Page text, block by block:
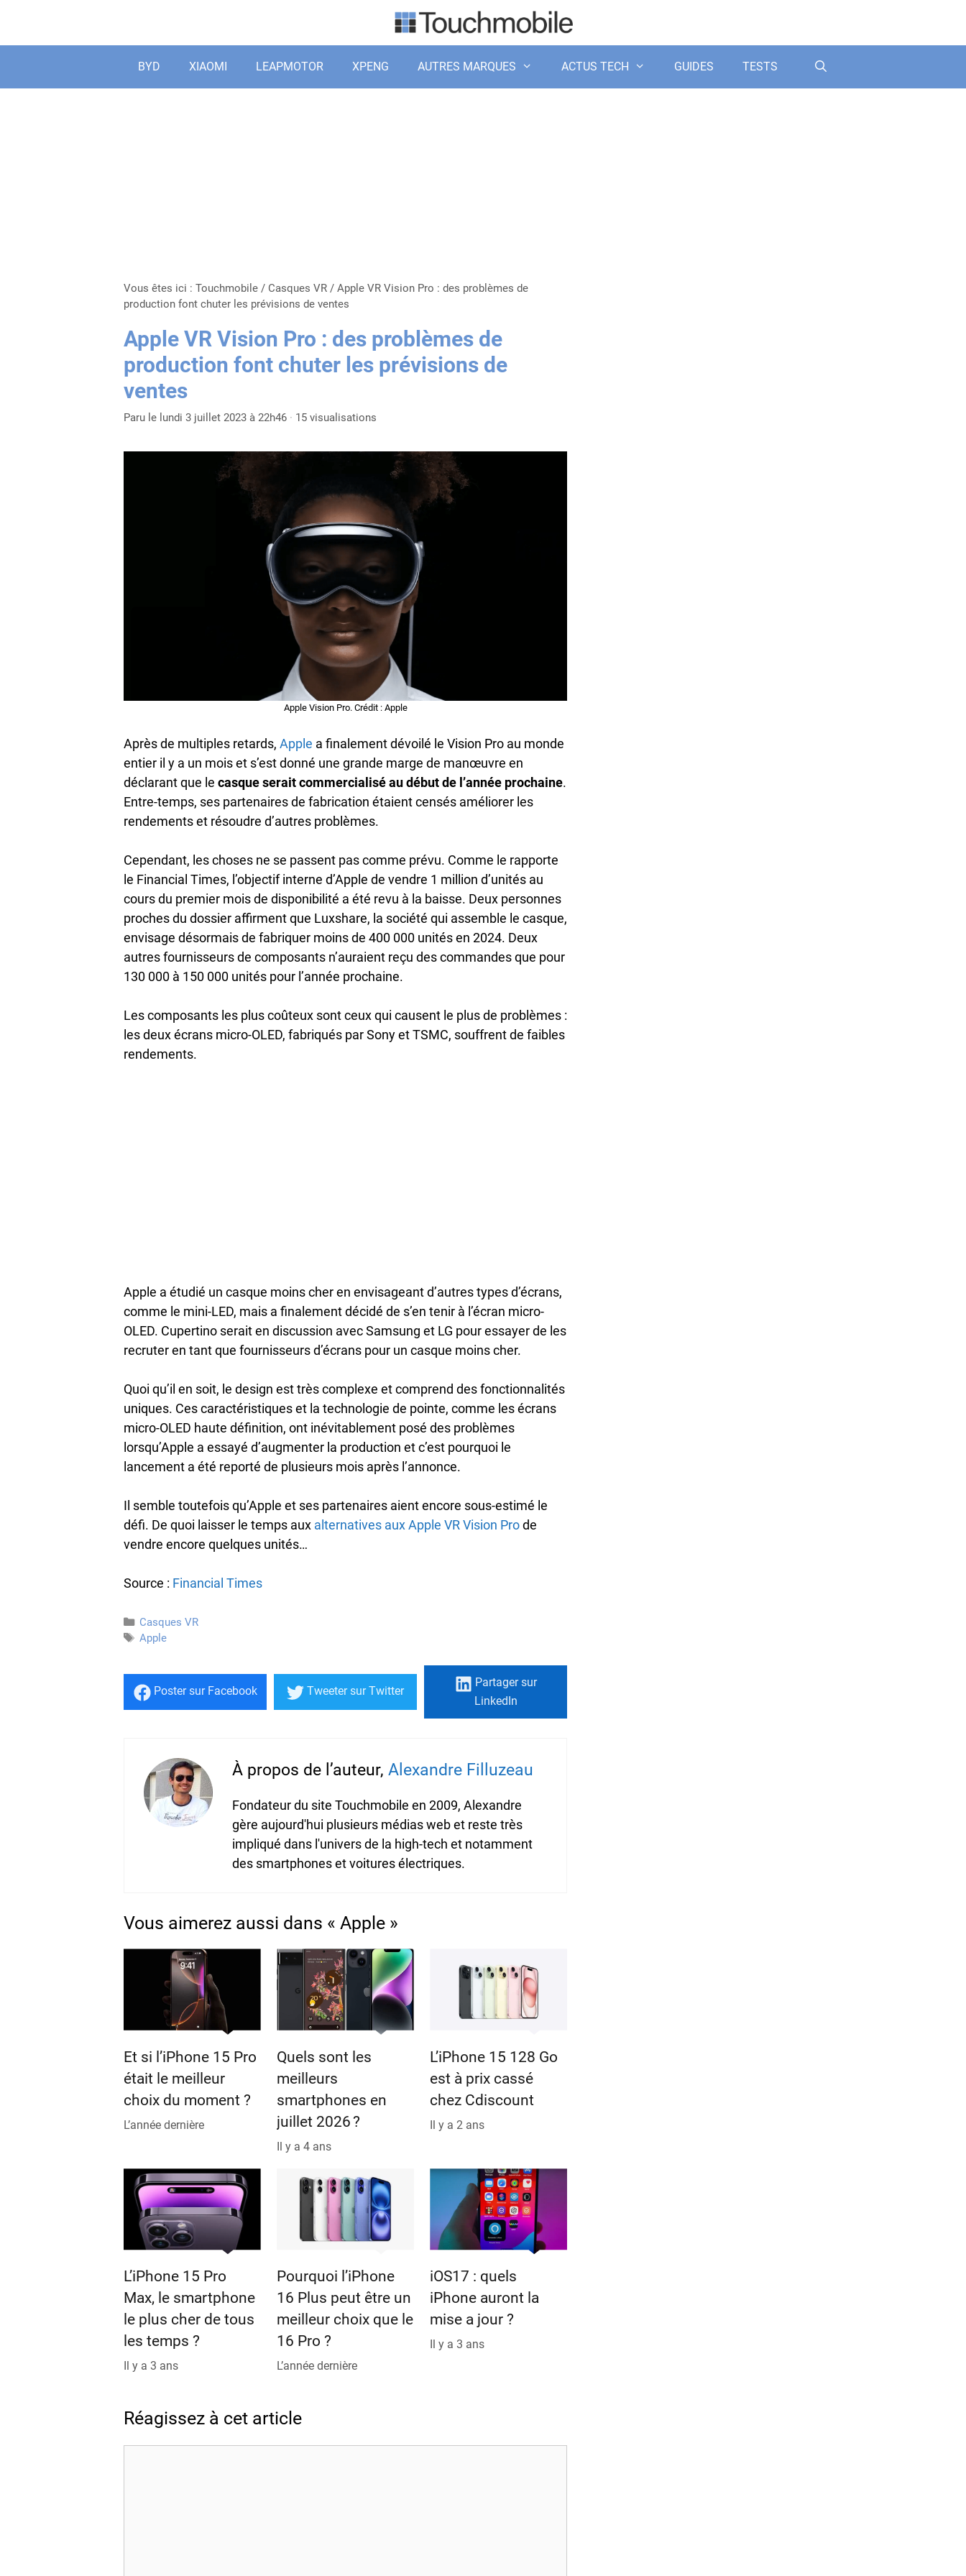
contenu
BYD XIAOMI LEAPMOTOR XPENG AUTRES MARQUES ACTUS TECH GUIDES TESTS
Vous êtes ici : Touchmobile / Casques VR / Apple VR Vision Pro : des problèmes de
production font chuter les prévisions de ventes
Apple VR Vision Pro : des problèmes de
production font chuter les prévisions de
ventes
Paru le lundi 3 juillet 2023 à 22h46 · 15 visualisations
Apple Vision Pro. Crédit : Apple
Après de multiples retards, Apple a finalement dévoilé le Vision Pro au monde
entier il y a un mois et s’est donné une grande marge de manœuvre en
déclarant que le casque serait commercialisé au début de l’année prochaine.
Entre-temps, ses partenaires de fabrication étaient censés améliorer les
rendements et résoudre d’autres problèmes.
Cependant, les choses ne se passent pas comme prévu. Comme le rapporte
le Financial Times, l’objectif interne d’Apple de vendre 1 million d’unités au
cours du premier mois de disponibilité a été revu à la baisse. Deux personnes
proches du dossier affirment que Luxshare, la société qui assemble le casque,
envisage désormais de fabriquer moins de 400 000 unités en 2024. Deux
autres fournisseurs de composants n’auraient reçu des commandes que pour
130 000 à 150 000 unités pour l’année prochaine.
Les composants les plus coûteux sont ceux qui causent le plus de problèmes :
les deux écrans micro-OLED, fabriqués par Sony et TSMC, souffrent de faibles
rendements.
Apple a étudié un casque moins cher en envisageant d’autres types d’écrans,
comme le mini-LED, mais a finalement décidé de s’en tenir à l’écran micro-
OLED. Cupertino serait en discussion avec Samsung et LG pour essayer de les
recruter en tant que fournisseurs d’écrans pour un casque moins cher.
Quoi qu’il en soit, le design est très complexe et comprend des fonctionnalités
uniques. Ces caractéristiques et la technologie de pointe, comme les écrans
micro-OLED haute définition, ont inévitablement posé des problèmes
lorsqu’Apple a essayé d’augmenter la production et c’est pourquoi le
lancement a été reporté de plusieurs mois après l’annonce.
Il semble toutefois qu’Apple et ses partenaires aient encore sous-estimé le
défi. De quoi laisser le temps aux alternatives aux Apple VR Vision Prode
vendre encore quelques unités…
Source : Financial Times
Catégories
Casques VR
Étiquettes
Apple
Postersur Facebook Tweetersur Twitter
Partagersur
LinkedIn
À propos de l’auteur, Alexandre Filluzeau
Fondateur du site Touchmobile en 2009, Alexandre
gère aujourd'hui plusieurs médias web et reste très
impliqué dans l'univers de la high-tech et notamment
des smartphones et voitures électriques.
Vous aimerez aussi dans « Apple »
Et si l’iPhone 15 Pro
était le meilleur
choix du moment ?
L’année dernière
Quels sont les
meilleurs
smartphones en
juillet 2026 ?
Il y a 4 ans
L’iPhone 15 128 Go
est à prix cassé
chez Cdiscount
Il y a 2 ans
L’iPhone 15 Pro
Max, le smartphone
le plus cher de tous
les temps ?
Il y a 3 ans
Pourquoi l’iPhone
16 Plus peut être un
meilleur choix que le
16 Pro ?
L’année dernière
iOS17 : quels
iPhone auront la
mise a jour ?
Il y a 3 ans
Réagissez à cet article